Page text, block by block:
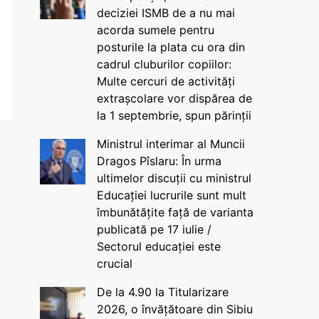
deciziei ISMB de a nu mai
acorda sumele pentru
posturile la plata cu ora din
cadrul cluburilor copiilor:
Multe cercuri de activități
extrașcolare vor dispărea de
la 1 septembrie, spun părinții
Ministrul interimar al Muncii
Dragos Pîslaru: În urma
ultimelor discuții cu ministrul
Educației lucrurile sunt mult
îmbunătățite față de varianta
publicată pe 17 iulie /
Sectorul educației este
crucial
De la 4.90 la Titularizare
2026, o învățătoare din Sibiu